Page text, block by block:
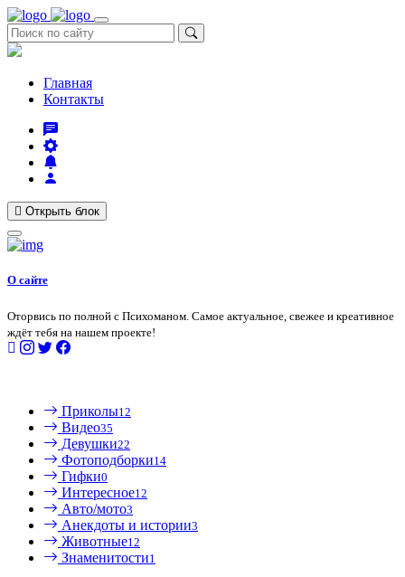
Главная
Контакты
Открыть блок
О сайте
Оторвись по полной с Психоманом. Самое актуальное, свежее и креативное
ждёт тебя на нашем проекте!
Приколы12
Видео35
Девушки22
Фотоподборки14
Гифки0
Интересное12
Авто/мото3
Анекдоты и истории3
Животные12
Знаменитости1